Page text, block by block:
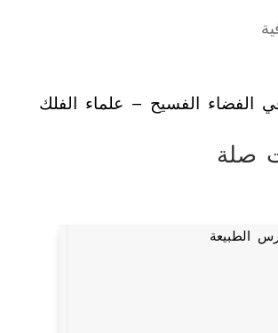
الفضاء الفسيح – علماء الفلك
صلة